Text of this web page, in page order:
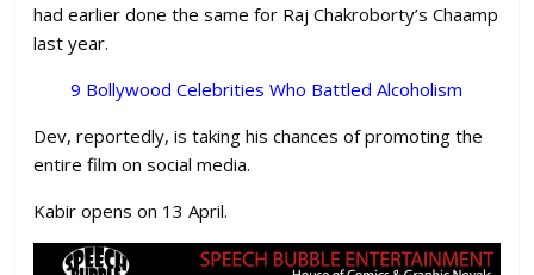
had earlier done the same for Raj Chakroborty’s Chaamp
last year.
9 Bollywood Celebrities Who Battled Alcoholism
Dev, reportedly, is taking his chances of promoting the
entire film on social media.
Kabir opens on 13 April.